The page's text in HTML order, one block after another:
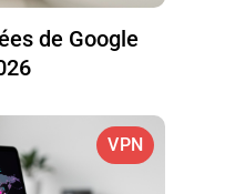
de Google
VPN